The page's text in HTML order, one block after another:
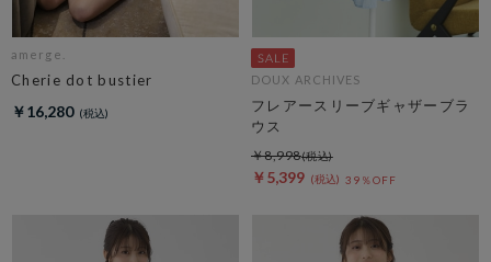
amerge.
Cherie dot bustier
￥16,280
DOUX ARCHIVES
フレアースリーブギャザーブラ
ウス
￥5,399 39％OFF
￥8,998